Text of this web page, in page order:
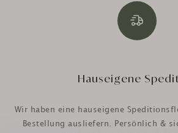
Hauseigene
Wir haben eine hauseigene
Bestellung ausliefern. Persönlich &